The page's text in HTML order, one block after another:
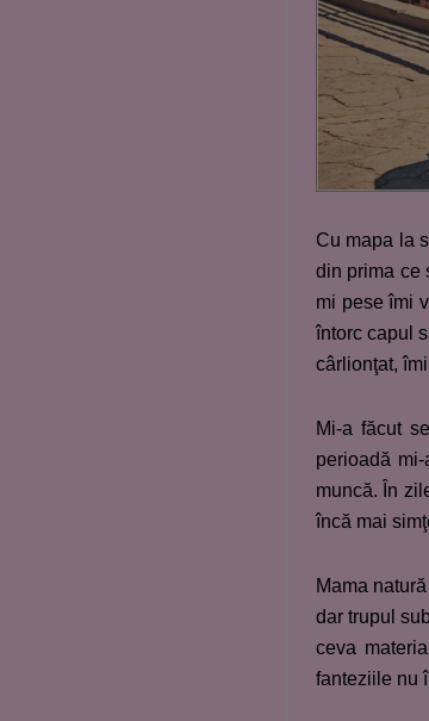
Cu mapa la
din prima ce
mi pese îmi
întorc capul
cârlionţat,
Mi-a făcut
perioadă
muncă. În
încă mai
Mama
dar trupul
ceva
fanteziile nu